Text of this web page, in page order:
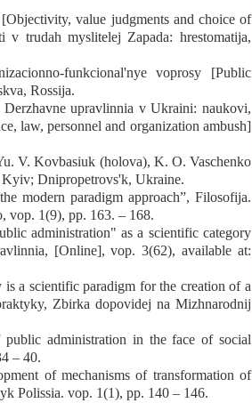
value judgments and choice of
v trudah myslitelej Zapada: hrestomatija,
funkcional'nye voprosy [Public
Rossija.
upravlinnia v Ukraini: naukovi,
law, personnel and organization ambush]
V. Kovbasiuk (holova), K. O. Vaschenko
Dnipropetrovs'k, Ukraine.
modern paradigm approach”, Filosofija.
vop. 1(9), pp. 163. – 168.
administration" as a scientific category
[Online], vop. 3(62), available at:
a scientific paradigm for the creation of a
Zbirka dopovidej na Mizhnarodnij
administration in the face of social
– 40.
of mechanisms of transformation of
Polissia. vop. 1(1), pp. 140 – 146.